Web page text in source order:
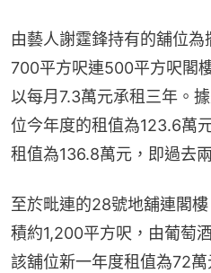
由藝人謝霆鋒持有的舖位
700平方呎連500平方呎閣
以每月7.3萬元承租三年。
位今年度的租值為123.6萬
租值為136.8萬元，即過去
至於毗連的28號地舖連閣
積約1,200平方呎，由葡萄
該舖位新一年度租值為72